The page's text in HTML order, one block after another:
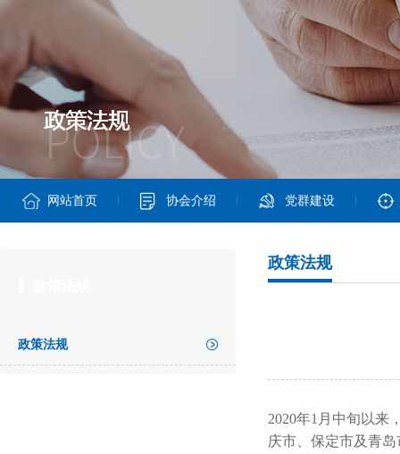
网站首页 协会介绍 党群建设
政策法规
政策法规
2020年1月中旬以来
庆市、保定市及青